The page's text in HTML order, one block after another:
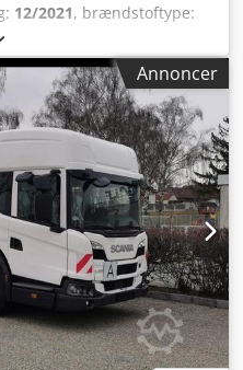
12/2021, brændstoftype:
, akslekonfiguration:
, geartype:automatisk,
ABS, elektronisk
med bundudgang,
multifunktionsrat,
med
lys, RIO Box,
inkl. navigation
Luis drejeassistent
HS-komfortløft tip U-K-
m³, storskraldsindsamling
centralsmøresystem.
Chjdpfx Ahorgmm Uo
Annoncer